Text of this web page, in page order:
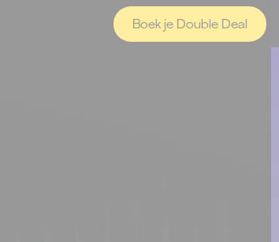
Boek je Double Deal